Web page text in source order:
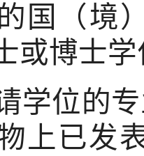
国（境
或博士
学位的
上已发